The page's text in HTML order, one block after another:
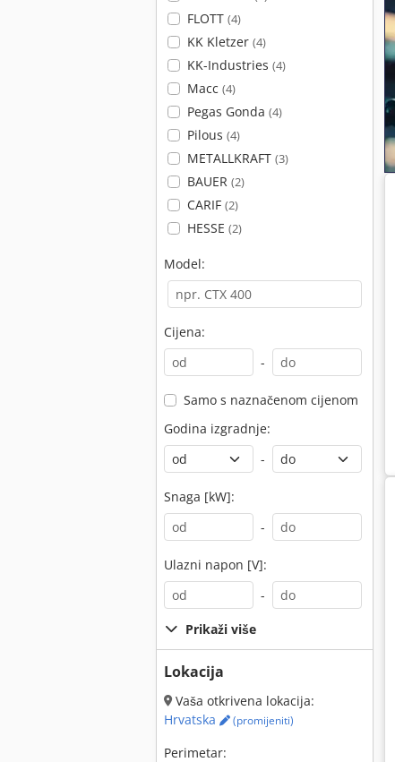
FLOTT (4)
KK Kletzer (4)
KK-Industries (4)
Macc (4)
Pegas Gonda (4)
Pilous (4)
METALLKRAFT (3)
BAUER (2)
CARIF (2)
HESSE (2)
Model:
Cijena:
-
Samo s naznačenom cijenom
Godina izgradnje:
-
Snaga [kW]:
-
Ulazni napon [V]:
-
Prikaži više
Lokacija
Vaša otkrivena lokacija:
Hrvatska
(promijeniti)
Perimetar: